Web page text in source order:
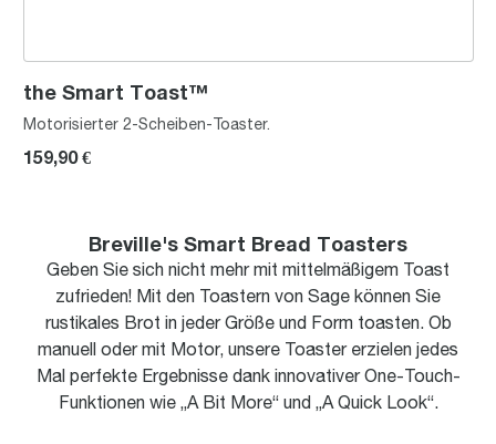
the Smart Toast™
Motorisierter 2-Scheiben-Toaster.
159,90 €
Breville's Smart Bread Toasters
Geben Sie sich nicht mehr mit mittelmäßigem Toast
zufrieden! Mit den Toastern von Sage können Sie
rustikales Brot in jeder Größe und Form toasten. Ob
manuell oder mit Motor, unsere Toaster erzielen jedes
Mal perfekte Ergebnisse dank innovativer One-Touch-
Funktionen wie „A Bit More“ und „A Quick Look“.